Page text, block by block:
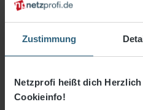
Zustimmung
Netzprofi heißt dich
Cookieinfo!